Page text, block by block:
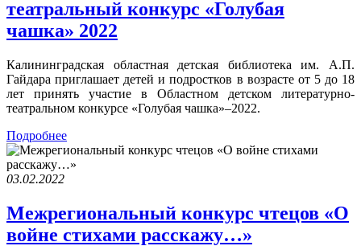
театральный конкурс «Голубая
чашка» 2022
Калининградская областная детская библиотека им. А.П.
Гайдара приглашает детей и подростков в возрасте от 5 до 18
лет принять участие в Областном детском литературно-
театральном конкурсе «Голубая чашка»–2022.
Подробнее
03.02.2022
Межрегиональный конкурс чтецов «О
войне стихами расскажу…»